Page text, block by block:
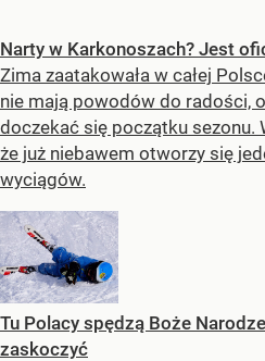
Narty w Karkonoszach? Jest
Zima zaatakowała w całej
nie mają powodów do radości,
doczekać się początku sezonu.
że już niebawem otworzy się
wyciągów.
Tu Polacy spędzą Boże
zaskoczyć